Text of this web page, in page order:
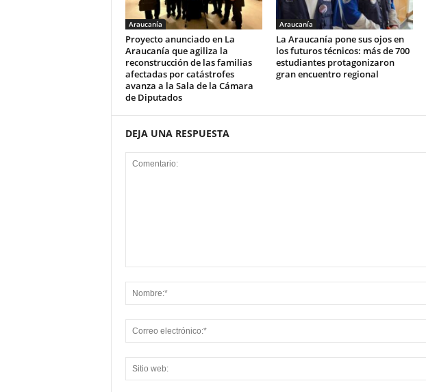
Araucanía
Proyecto anunciado en La
Araucanía que agiliza la
reconstrucción de las familias
afectadas por catástrofes
avanza a la Sala de la Cámara
de Diputados
Araucanía
La Araucanía pone sus ojos en
los futuros técnicos: más de 700
estudiantes protagonizaron
gran encuentro regional
DEJA UNA RESPUESTA